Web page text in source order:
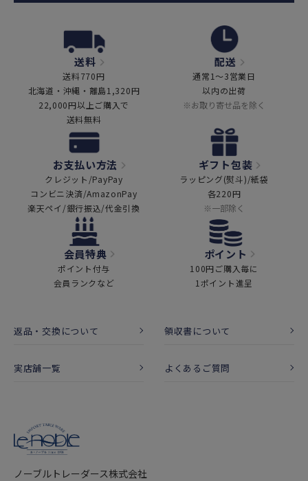
送料
送料770円
北海道・沖縄・離島1,320円
22,000円以上ご購入で
送料無料
配送
通常1～3営業日
以内の出荷
※お取り寄せ品を除く
お支払い方法
クレジット/PayPay
コンビニ決済/AmazonPay
楽天ペイ/銀行振込/代金引換
ギフト包装
ラッピング(熨斗)/紙袋
各220円
※一部除く
会員特典
ポイント付与
会員ランクなど
ポイント
100円ご購入毎に
1ポイント進呈
返品・交換について 領収書について
実店舗一覧 よくあるご質問
ノーブルトレーダース株式会社